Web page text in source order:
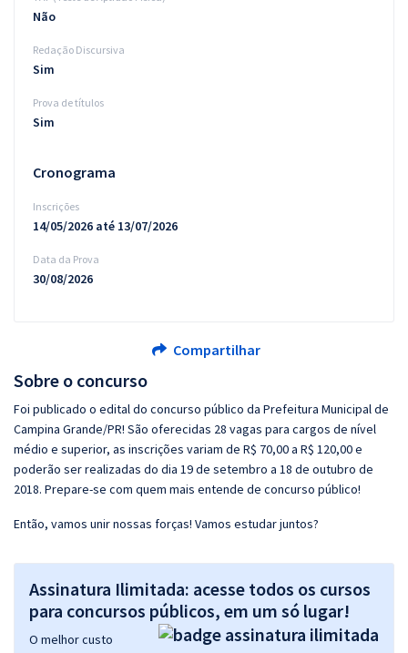
Sobre o concurso
Foi publicado o edital do concurso público da Prefeitura Municipal de
Campina Grande/PR! São oferecidas 28 vagas para cargos de nível
médio e superior, as inscrições variam de R$ 70,00 a R$ 120,00 e
poderão ser realizadas do dia 19 de setembro a 18 de outubro de
2018. Prepare-se com quem mais entende de concurso público!
Então, vamos unir nossas forças! Vamos estudar juntos?
Assinatura Ilimitada: acesse todos os cursos
para concursos públicos, em um só lugar!
O melhor custo
Não
Redação Discursiva
Sim
Prova de títulos
Sim
Cronograma
Inscrições
14/05/2026 até 13/07/2026
Data da Prova
30/08/2026
Compartilhar